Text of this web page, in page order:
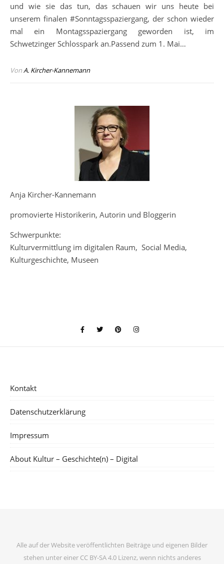
und wie sie das tun, das schauen wir uns heute bei
unserem finalen #Sonntagsspaziergang, der schon wieder
mal ein Montagsspaziergang geworden ist, im
Schwetzinger Schlosspark an.Passend zum 1. Mai…
VonA. Kircher-Kannemann
Anja Kircher-Kannemann
promovierte Historikerin, Autorin und Bloggerin
Schwerpunkte:
Kulturvermittlung im digitalen Raum, Social Media,
Kulturgeschichte, Museen
Kontakt
Datenschutzerklärung
Impressum
About Kultur – Geschichte(n) – Digital
Alle auf der Website veröffentlichten Beiträge und eigenen Bilder
stehen unter einer CC BY-SA 4.0 Lizenz, wenn nichts anderes